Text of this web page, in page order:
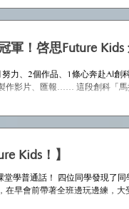
軍！啓思Future Kids
力、2個作品、1條心奔赴Al創
作影片、匯報…… 這段創科「馬
學與用心的帶隊培訓，獲大會
Kids！】
堂學普通話！ 四位同學發現了
在早會前帶著全班邊玩邊練